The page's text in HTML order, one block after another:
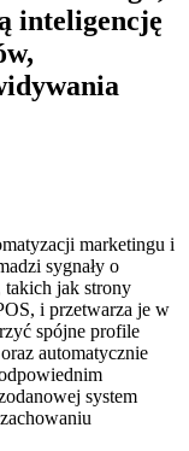
inteligencję
marketingu i
sygnały o
jak strony
i przetwarza je w
spójne profile
automatycznie
system